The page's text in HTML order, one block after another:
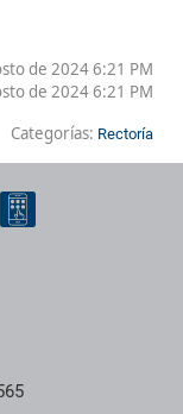
de 2024 6:21 PM
de 2024 6:21 PM
Categorías: Rectoría